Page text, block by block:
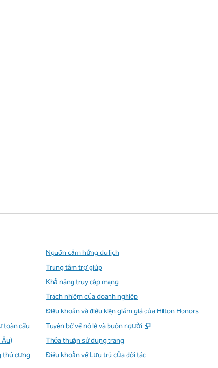
toàn cầu
thú cưng
Nguồn cảm hứng du lịch
Trung tâm trợ giúp
Khả năng truy cập mạng
Trách nhiệm của doanh nghiệp
Điều khoản và điều kiện giảm giá của Hilton Honors
Tuyên bố về nô lệ và buôn người
,
Thỏa thuận sử dụng trang
Điều khoản về Lưu trú của đối tác